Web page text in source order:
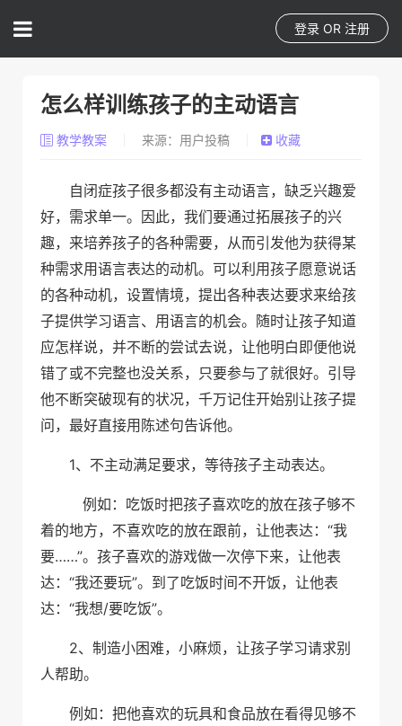
登录 OR 注册
怎么样训练孩子的主动语言
教学教案 来源：用户投稿 收藏
自闭症孩子很多都没有主动语言，缺乏兴趣爱
好，需求单一。因此，我们要通过拓展孩子的兴
趣，来培养孩子的各种需要，从而引发他为获得某
种需求用语言表达的动机。可以利用孩子愿意说话
的各种动机，设置情境，提出各种表达要求来给孩
子提供学习语言、用语言的机会。随时让孩子知道
应怎样说，并不断的尝试去说，让他明白即便他说
错了或不完整也没关系，只要参与了就很好。引导
他不断突破现有的状况，千万记住开始别让孩子提
问，最好直接用陈述句告诉他。
1、 不主动满足要求，等待孩子主动表达。
例如：吃饭时把孩子喜欢吃的放在孩子够不
着的地方，不喜欢吃的放在跟前，让他表达： “我
要……”。孩子喜欢的游戏做一次停下来，让他表
达： “我还要玩”。到了吃饭时间不开饭，让他表
达： “我想/要吃饭”。
2、 制造小困难，小麻烦，让孩子学习请求别
人帮助。
例如：把他喜欢的玩具和食品放在看得见够不